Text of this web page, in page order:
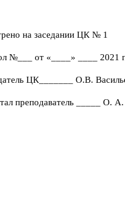
на заседании ЦК № 1
№___ от «____» ____ 2021
ЦК_______ О.В.
преподаватель _____ О.